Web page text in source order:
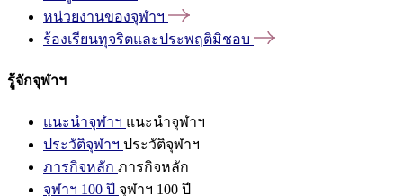
หน่วยงานของจุฬาฯ
ร้องเรียนทุจริตและประพฤติมิชอบ
รู้จักจุฬาฯ
แนะนำจุฬาฯ แนะนำจุฬาฯ
ประวัติจุฬาฯ ประวัติจุฬาฯ
ภารกิจหลัก ภารกิจหลัก
จุฬาฯ 100 ปี จุฬาฯ 100 ปี